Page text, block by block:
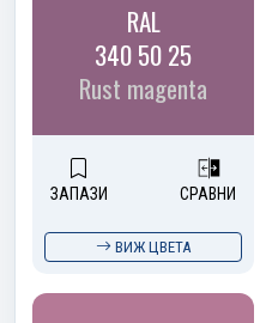
RAL
340 50 25
Rust magenta
ЗАПАЗИ СРАВНИ
ВИЖ ЦВЕТА